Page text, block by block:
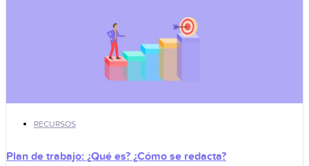
RECURSOS
Plan de trabajo: ¿Qué es? ¿Cómo se redacta?